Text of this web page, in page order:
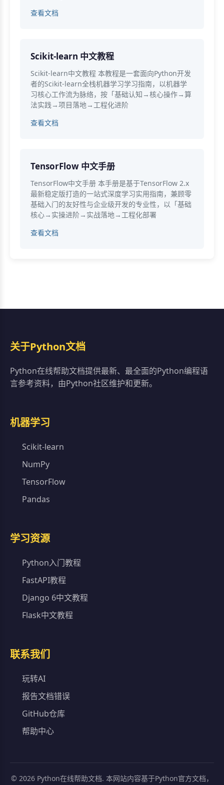
查看文档
Scikit-learn 中文教程
Scikit-learn中文教程 本教程是一套面向Python开发
者的Scikit-learn全栈机器学习学习指南，以机器学
习核心工作流为脉络，按「基础认知→核心操作→算
法实践→项目落地→工程化进阶
查看文档
TensorFlow 中文手册
TensorFlow中文手册 本手册是基于TensorFlow 2.x
最新稳定版打造的一站式深度学习实用指南，兼顾零
基础入门的友好性与企业级开发的专业性，以「基础
核心→实操进阶→实战落地→工程化部署
查看文档
关于Python文档
Python在线帮助文档提供最新、最全面的Python编程语
言参考资料，由Python社区维护和更新。
机器学习
Scikit-learn
NumPy
TensorFlow
Pandas
学习资源
Python入门教程
FastAPI教程
Django 6中文教程
Flask中文教程
联系我们
玩转AI
报告文档错误
GitHub仓库
帮助中心
© 2026 Python在线帮助文档. 本网站内容基于Python官方文档，